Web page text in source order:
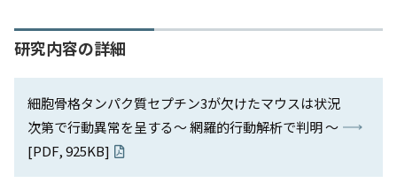
研究内容の詳細
細胞骨格タンパク質セプチン3が欠けたマウスは状況
次第で行動異常を呈する～ 網羅的行動解析で判明 ～
[PDF, 925KB]